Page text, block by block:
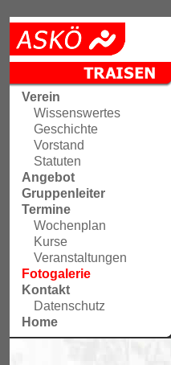
Verein
Wissenswertes
Geschichte
Vorstand
Statuten
Angebot
Gruppenleiter
Termine
Wochenplan
Kurse
Veranstaltungen
Fotogalerie
Kontakt
Datenschutz
Home